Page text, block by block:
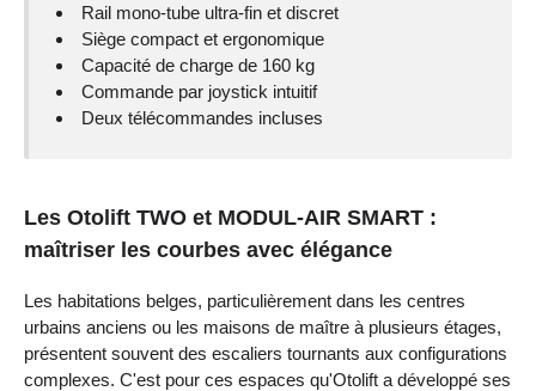
Rail mono-tube ultra-fin et discret
Siège compact et ergonomique
Capacité de charge de 160 kg
Commande par joystick intuitif
Deux télécommandes incluses
Les Otolift TWO et MODUL-AIR SMART :
maîtriser les courbes avec élégance
Les habitations belges, particulièrement dans les centres
urbains anciens ou les maisons de maître à plusieurs étages,
présentent souvent des escaliers tournants aux configurations
complexes. C'est pour ces espaces qu'Otolift a développé ses